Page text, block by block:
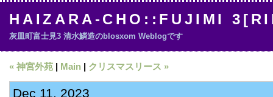
HAIZARA-CHO::FUJIMI
灰皿町富士見3 清水鱗造のblosxom Weblogです
« 神宮外苑 | Main | クリスマスリース »
Dec 11, 2023